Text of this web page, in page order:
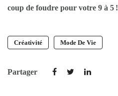
coup de foudre pour votre 9 à 5 !
Créativité Mode De Vie
Partager